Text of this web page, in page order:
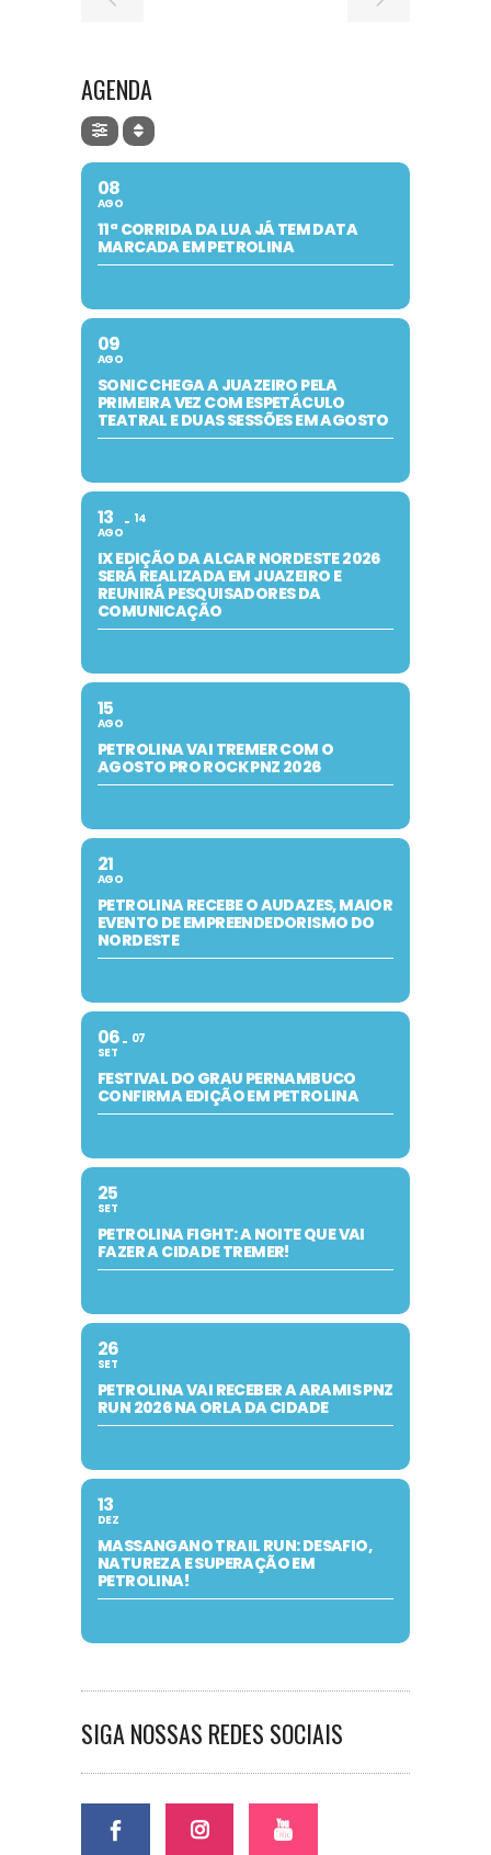
AGENDA
08
AGO
11ª CORRIDA DA LUA JÁ TEM DATA
MARCADA EM PETROLINA
09
AGO
SONIC CHEGA A JUAZEIRO PELA
PRIMEIRA VEZ COM ESPETÁCULO
TEATRAL E DUAS SESSÕES EM AGOSTO
13
AGO
14
IX EDIÇÃO DA ALCAR NORDESTE 2026
SERÁ REALIZADA EM JUAZEIRO E
REUNIRÁ PESQUISADORES DA
COMUNICAÇÃO
15
AGO
PETROLINA VAI TREMER COM O
AGOSTO PRO ROCK PNZ 2026
21
AGO
PETROLINA RECEBE O AUDAZES, MAIOR
EVENTO DE EMPREENDEDORISMO DO
NORDESTE
06
SET
07
FESTIVAL DO GRAU PERNAMBUCO
CONFIRMA EDIÇÃO EM PETROLINA
25
SET
PETROLINA FIGHT: A NOITE QUE VAI
FAZER A CIDADE TREMER!
26
SET
PETROLINA VAI RECEBER A ARAMIS PNZ
RUN 2026 NA ORLA DA CIDADE
13
DEZ
MASSANGANO TRAIL RUN: DESAFIO,
NATUREZA E SUPERAÇÃO EM
PETROLINA!
SIGA NOSSAS REDES SOCIAIS